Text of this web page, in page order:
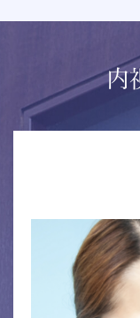
内